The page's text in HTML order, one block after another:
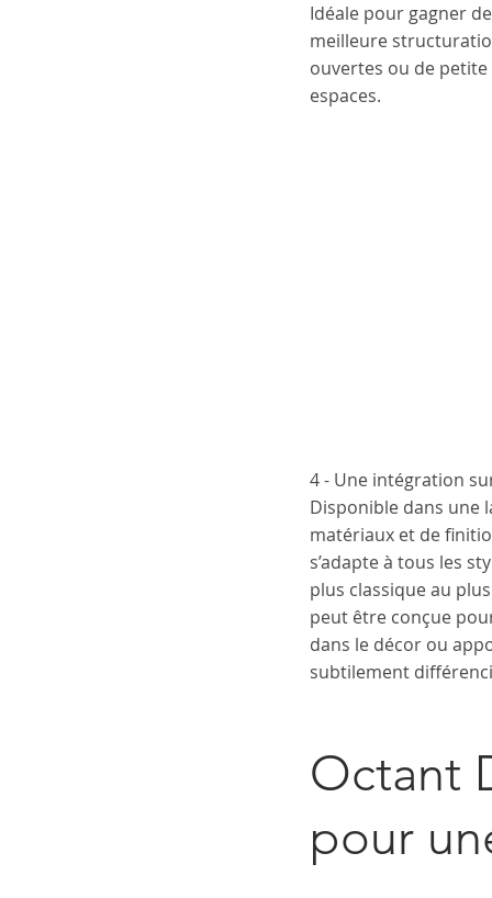
Idéale pour gagner
meilleure
ouvertes ou de
espaces.
4 - Une intégration
Disponible dans une
matériaux et de
s’adapte à tous les
plus classique au
peut être conçue
dans le décor ou
subtilement
Octant
pour